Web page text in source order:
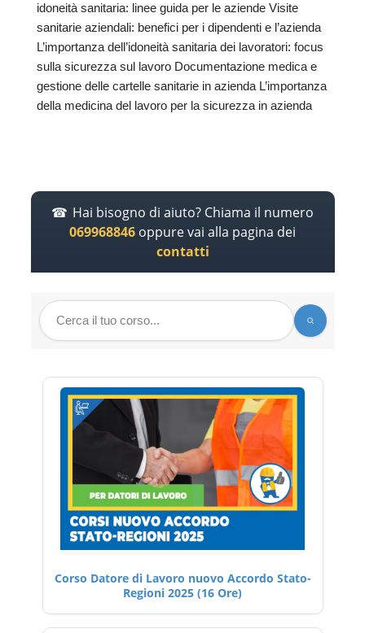
idoneità sanitaria: linee guida per le aziende Visite
sanitarie aziendali: benefici per i dipendenti e l’azienda
L’importanza dell’idoneità sanitaria dei lavoratori: focus
sulla sicurezza sul lavoro Documentazione medica e
gestione delle cartelle sanitarie in azienda L’importanza
della medicina del lavoro per la sicurezza in azienda
Hai bisogno di aiuto? Chiama il numero
069968846 oppure vai alla pagina dei
contatti
Corso Datore di Lavoro nuovo Accordo Stato-
Regioni 2025 (16 Ore)